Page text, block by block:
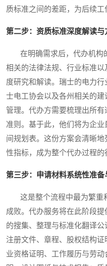
质标准之间的差距，为后续工
第二步：资质标准深度解读与
在明确需求后，代办机构
相关的法律法规、行业标准
度研究和解读。瑞士的电力
士电工协会以及各州相关的
管理。代办方需要梳理出所
准则。基于此，他们将为企
间规划表。这份方案会清晰
性指标，成为整个代办过程的
第三步：申请材料系统性准备
这是整个流程中最为繁重
成败。代办服务将在此阶段
的搜集、整理与标准化翻译
注册文件、章程、股权结构
业资格证明、工作履历与劳